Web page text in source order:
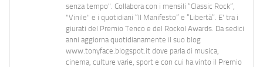
senza tempo". Collabora con i mensili “Classic Rock”,
"Vinile" e i quotidiani “Il Manifesto” e “Libertà”. E' tra i
giurati del Premio Tenco e del Rockol Awards. Da sedici
anni aggiorna quotidianamente il suo blog
www.tonyface.blogspot.it dove parla di musica,
cinema, culture varie, sport e con cui ha vinto il Premio